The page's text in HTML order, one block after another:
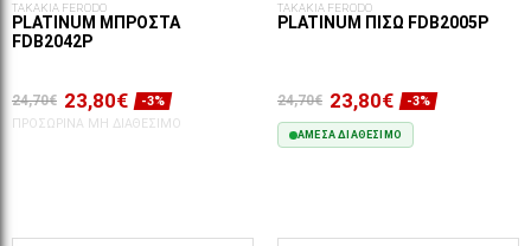
ΤΑΚΑΚΙΑ FERODO
PLATINUM ΜΠΡΟΣΤΆ
FDB2042P
24,70€ 23,80€
-3%
ΠΡΟΣΩΡΙΝΆ ΜΗ ΔΙΑΘΈΣΙΜΟ
ΤΑΚΑΚΙΑ FERODO
PLATINUM ΠΊΣΩ FDB2005P
24,70€ 23,80€ -3%
ΆΜΕΣΑ ΔΙΑΘΈΣΙΜΟ